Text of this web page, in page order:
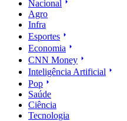
Nacional
Agro
Infra
Esportes
Economia
CNN Money
Inteligência Artificial
Pop
Saúde
Ciência
Tecnologia